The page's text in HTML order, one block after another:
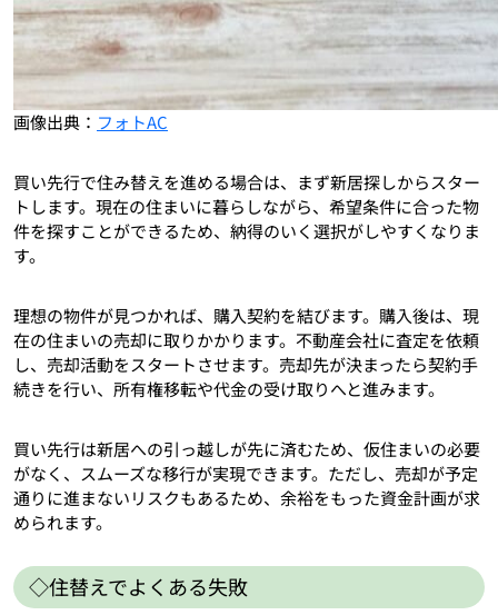
画像出典： フォトAC
買い先行で住み替えを進める場合は、まず新居探しからスター
トします。現在の住まいに暮らしながら、希望条件に合った物
件を探すことができるため、納得のいく選択がしやすくなりま
す。
理想の物件が見つかれば、購入契約を結びます。購入後は、現
在の住まいの売却に取りかかります。不動産会社に査定を依頼
し、売却活動をスタートさせます。売却先が決まったら契約手
続きを行い、所有権移転や代金の受け取りへと進みます。
買い先行は新居への引っ越しが先に済むため、仮住まいの必要
がなく、スムーズな移行が実現できます。ただし、売却が予定
通りに進まないリスクもあるため、余裕をもった資金計画が求
められます。
◇住替えでよくある失敗